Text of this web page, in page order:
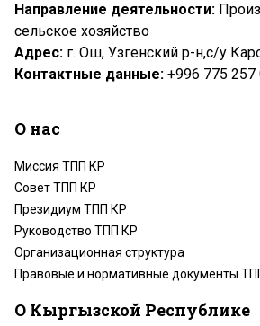
Направление деятельности:
сельское хозяйство
Адрес: г. Ош, Узгенский р-н,с/у
Контактные данные: +996 775 257
О нас
Миссия ТПП КР
Совет ТПП КР
Президиум ТПП КР
Руководство ТПП КР
Организационная структура
Правовые и нормативные документы
О Кыргызской Республике